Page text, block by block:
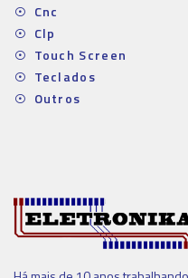
Cnc
Clp
Touch Screen
Teclados
Outros